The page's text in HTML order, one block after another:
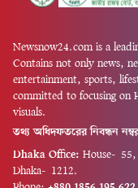
Newsnow24.com is a
Contains not only news,
entertainment, sports,
committed to focusing on
visuals.
তথ্য অধিদফতরের নিবন্ধন
Dhaka Office: House-
Dhaka-1212.